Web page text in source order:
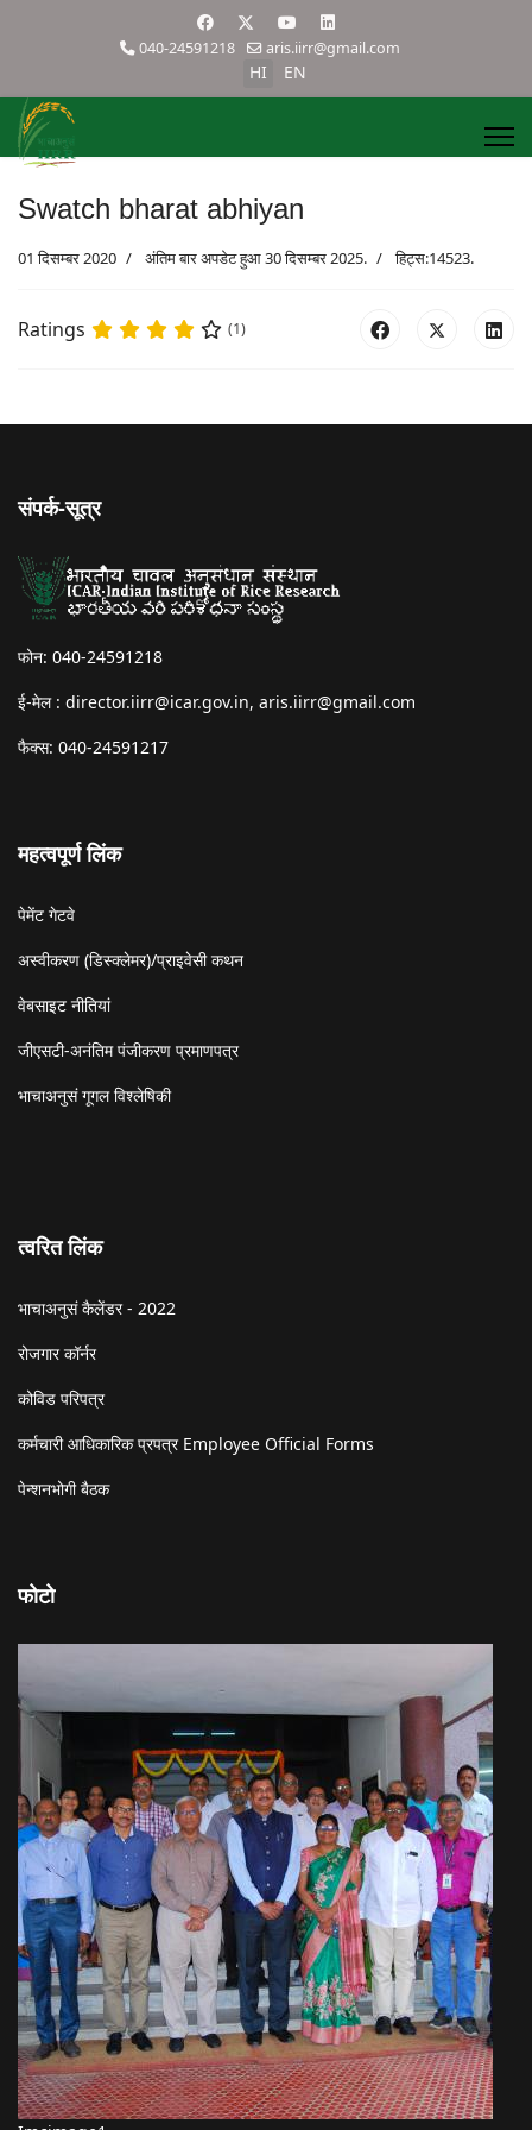
040-24591218 aris.iirr@gmail.com
HI EN
Swatch bharat abhiyan
01 दिसम्बर 2020 अंतिम बार अपडेट हुआ 30 दिसम्बर 2025. हिट्स:14523.
Ratings (1)
संपर्क-सूत्र
फोन: 040-24591218
ई-मेल : director.iirr@icar.gov.in, aris.iirr@gmail.com
फैक्स: 040-24591217
महत्वपूर्ण लिंक
पेमेंट गेटवे
अस्वीकरण (डिस्क्लेमर)/प्राइवेसी कथन
वेबसाइट नीतियां
जीएसटी-अनंतिम पंजीकरण प्रमाणपत्र
भाचाअनुसं गूगल विश्लेषिकी
त्वरित लिंक
भाचाअनुसं कैलेंडर - 2022
रोजगार कॉर्नर
कोविड परिपत्र
कर्मचारी आधिकारिक प्रपत्र Employee Official Forms
पेन्शनभोगी बैठक
फोटो